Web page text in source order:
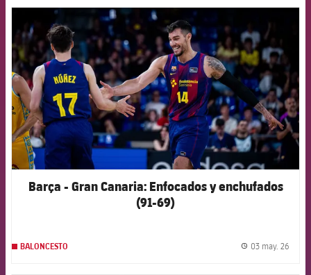
FCB Barcelona badge
Barça - Gran Canaria: Enfocados y enchufados
(91-69)
BALONCESTO 03 may. 26